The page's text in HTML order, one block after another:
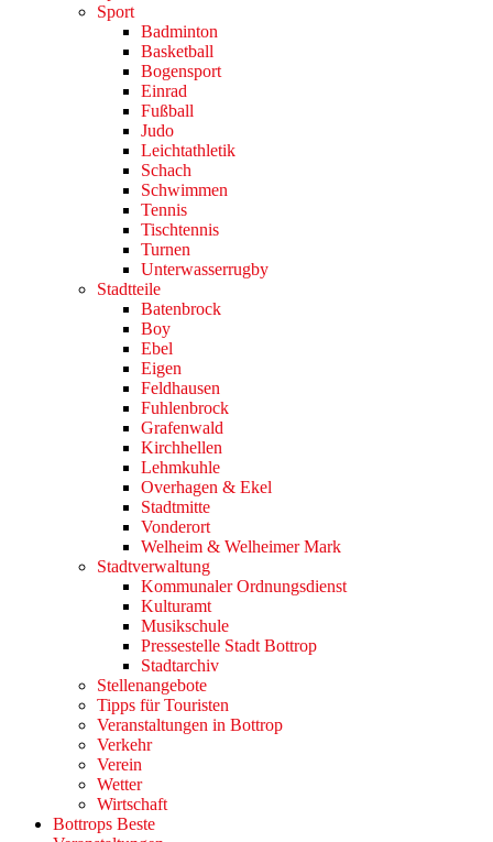
Sport
Badminton
Basketball
Bogensport
Einrad
Fußball
Judo
Leichtathletik
Schach
Schwimmen
Tennis
Tischtennis
Turnen
Unterwasserrugby
Stadtteile
Batenbrock
Boy
Ebel
Eigen
Feldhausen
Fuhlenbrock
Grafenwald
Kirchhellen
Lehmkuhle
Overhagen & Ekel
Stadtmitte
Vonderort
Welheim & Welheimer Mark
Stadtverwaltung
Kommunaler Ordnungsdienst
Kulturamt
Musikschule
Pressestelle Stadt Bottrop
Stadtarchiv
Stellenangebote
Tipps für Touristen
Veranstaltungen in Bottrop
Verkehr
Verein
Wetter
Wirtschaft
Bottrops Beste